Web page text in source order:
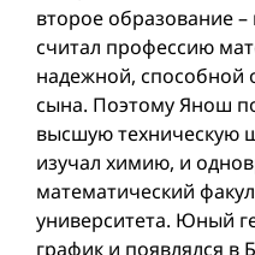
второе образование
считал профессию
надежной, способной
сына. Поэтому Янош
высшую техническую
изучал химию, и
математический
университета. Юный
график и появлялся в